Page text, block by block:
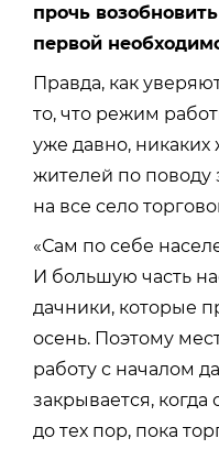
прочь
первой
Правда, как
то, что режим
уже давно,
жителей по поводу
на все село
«Сам по себе
И большую часть
дачники, которые
осень. Поэтому
работу с началом
закрывается, когда
до тех пор, пока